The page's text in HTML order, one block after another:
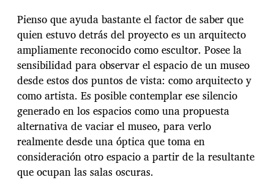
Pienso que ayuda bastante el factor de saber que
quien estuvo detrás del proyecto es un arquitecto
ampliamente reconocido como escultor. Posee la
sensibilidad para observar el espacio de un museo
desde estos dos puntos de vista: como arquitecto y
como artista. Es posible contemplar ese silencio
generado en los espacios como una propuesta
alternativa de vaciar el museo, para verlo
realmente desde una óptica que toma en
consideración otro espacio a partir de la resultante
que ocupan las salas oscuras.